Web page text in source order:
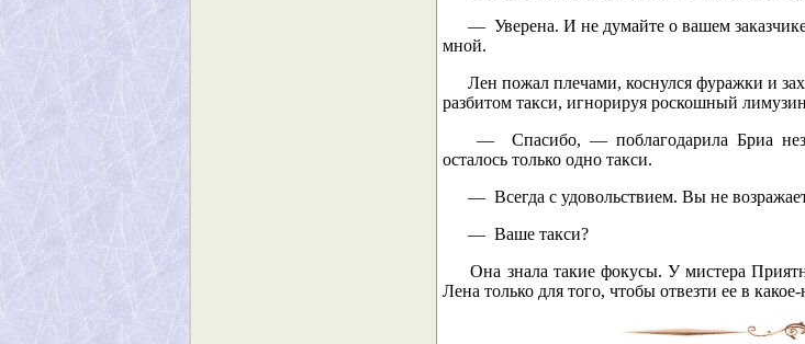
— Уверена. И не думайте о вашем
мной.
Лен пожал плечами, коснулся фуражки и
разбитом такси, игнорируя роскошный
— Спасибо, — поблагодарила Бриа
осталось только одно такси.
— Всегда с удовольствием. Вы не
— Ваше такси?
Она знала такие фокусы. У мистера
Лена только для того, чтобы отвезти ее в